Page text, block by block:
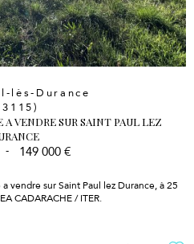
lès-Durance
VENDRE SUR SAINT PAUL LEZ
- 149 000 €
vendre sur Saint Paul lez Durance, à 25
CADARACHE / ITER.